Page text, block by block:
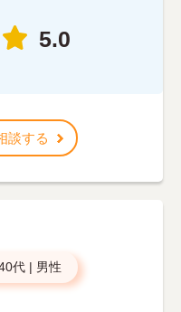
5.0
談する
代 | 男性